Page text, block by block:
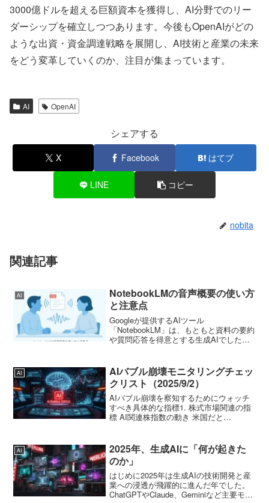
3000億ドルを超える巨額資本を獲得し、AI分野でのリー
ダーシップを確立しつつあります。今後もOpenAIがどの
ような出資・資金調達戦略を展開し、AI技術と産業の未来
をどう変革していくのか、注目が集まっています。
AI OpenAI
シェアする
X Facebook はてブ
LINE コピー
nobita
関連記事
AI
NotebookLMの音声概要の使い方
と注意点
Googleが提供するAIツール
「NotebookLM」は、もともと資料の要約
や質問応答を得意とする生成AIでした。
が追加されたのをご存じでしょうか...
AI
AIバブル崩壊モニタリングチェッ
クリスト（2025/9/2）
AIバブル崩壊を察知するためにウォッチ
すべき具体的な指標1. 株式市場関連の指
標 AI関連株指数の動き 米国だと
算でも株価が上がらなくなる」現象。こ
れ...
AI
2025年、生成AIに「何が起きた
のか」
はじめに2025年は生成AIの技術開発と産
業への浸透が飛躍的に進んだ年でした。
ChatGPTやClaude、Geminiなど主要モデ